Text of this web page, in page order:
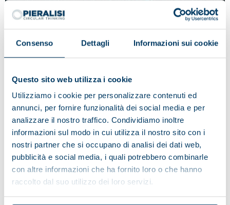
Consenso Dettagli Informazioni sui cookie
Questo sito web utilizza i cookie
Utilizziamo i cookie per personalizzare contenuti ed
annunci, per fornire funzionalità dei social media e per
analizzare il nostro traffico. Condividiamo inoltre
informazioni sul modo in cui utilizza il nostro sito con i
nostri partner che si occupano di analisi dei dati web,
pubblicità e social media, i quali potrebbero combinarle
con altre informazioni che ha fornito loro o che hanno
raccolto dal suo utilizzo dei loro servizi.
Die Mission der Lanshan Group ist
es, in den kommenden fünf Jahren
die größte Produktionsanlage für
gentechnikfreies Sojaprotein in
China zu errichten.